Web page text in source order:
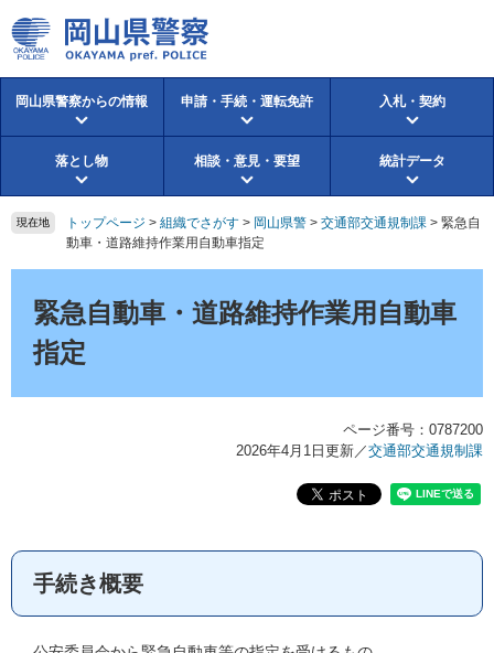
ー
ジ
の
ニ
ュ
ー
て
本
へ
岡山県警察からの情報 申請・手続・運転免許 入札・契約
落とし物 相談・意見・要望 統計データ
現在地 トップページ > 組織でさがす > 岡山県警 > 交通部交通規制課 > 緊急自
動車・道路維持作業用自動車指定
緊急自動車・道路維持作業用自動車
指定
ページ番号：0787200
2026年4月1日更新 ／交通部交通規制課
手続き概要